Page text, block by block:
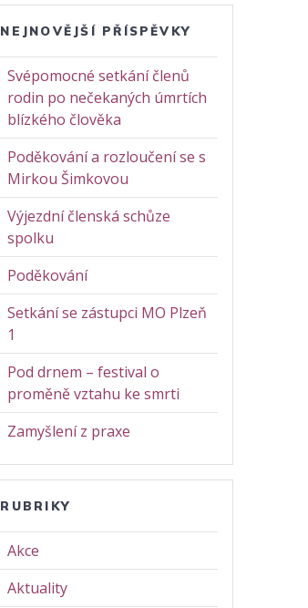
NEJNOVĚJŠÍ PŘÍSPĚVKY
Svépomocné setkání členů
rodin po nečekaných úmrtích
blízkého člověka
Poděkování a rozloučení se s
Mirkou Šimkovou
Výjezdní členská schůze
spolku
Poděkování
Setkání se zástupci MO Plzeň
1
Pod drnem – festival o
proměně vztahu ke smrti
Zamyšlení z praxe
RUBRIKY
Akce
Aktuality